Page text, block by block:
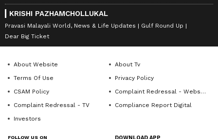
KRISHI PAZHAMCHOLLUKAL
Pravasi Malayali World, News & Life Updates
Gulf Round Up
Dear Big Ticket
About Website
About Tv
Terms Of Use
Privacy Policy
CSAM Policy
Complaint Redressal - Website
Complaint Redressal - TV
Compliance Report Digital
Investors
FOLLOW US ON DOWNLOAD APP